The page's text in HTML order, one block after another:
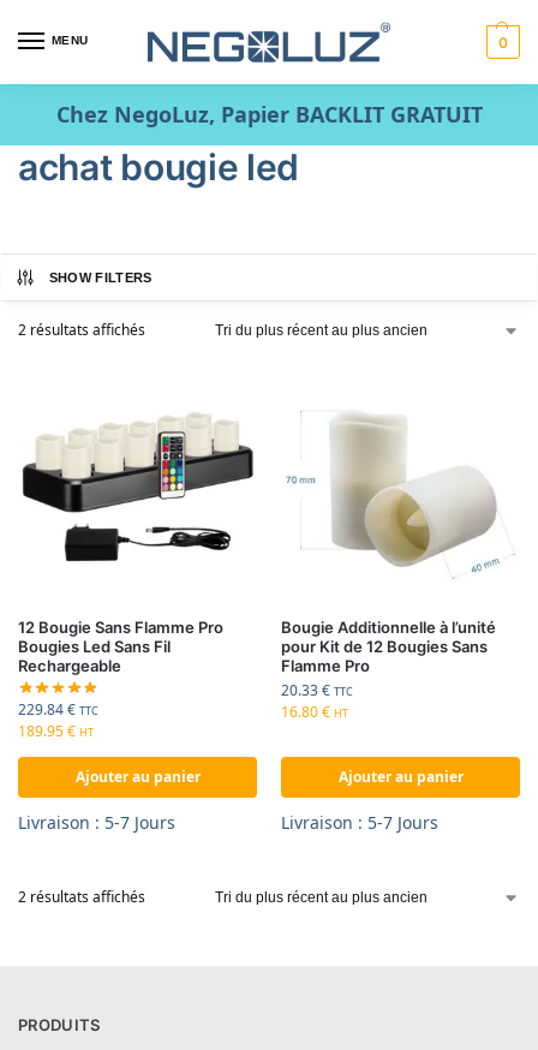
MENU 0
Chez NegoLuz, Papier BACKLIT GRATUIT
achat bougie led
SHOW FILTERS
2 résultats affichés
12 Bougie Sans Flamme Pro
Bougies Led Sans Fil
Rechargeable
229.84€ TTC
189.95€ HT
Ajouter au panier
Livraison : 5-7 Jours
Bougie Additionnelle à l’unité
pour Kit de 12 Bougies Sans
Flamme Pro
20.33€ TTC
16.80€ HT
Ajouter au panier
Livraison : 5-7 Jours
2 résultats affichés
PRODUITS